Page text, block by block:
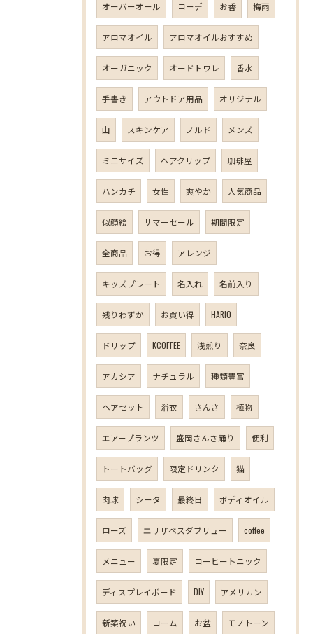
オーバーオール コーデ お香 梅雨
アロマオイル アロマオイルおすすめ
オーガニック オードトワレ 香水
手書き アウトドア用品 オリジナル
山 スキンケア ノルド メンズ
ミニサイズ ヘアクリップ 珈琲屋
ハンカチ 女性 爽やか 人気商品
似顔絵 サマーセール 期間限定
全商品 お得 アレンジ
キッズプレート 名入れ 名前入り
残りわずか お買い得 HARIO
ドリップ KCOFFEE 浅煎り 奈良
アカシア ナチュラル 種類豊富
ヘアセット 浴衣 さんさ 植物
エアープランツ 盛岡さんさ踊り 便利
トートバッグ 限定ドリンク 猫
肉球 シータ 最終日 ボディオイル
ローズ エリザベスダブリュー coffee
メニュー 夏限定 コーヒートニック
ディスプレイボード DIY アメリカン
新築祝い コーム お盆 モノトーン